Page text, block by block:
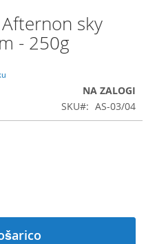
sky
- 250g
NA ZALOGI
SKU
AS-03/04